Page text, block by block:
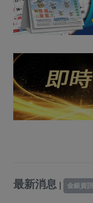
最新消息 | 金銀資訊